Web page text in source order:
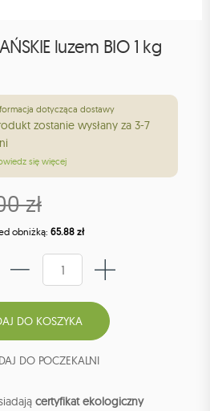
luzem BIO 1 kg
dotycząca dostawy
zostanie wysłany za 3-7
się więcej
zł
obniżką: 65.88 zł
DO POCZEKALNI
certyfikat ekologiczny